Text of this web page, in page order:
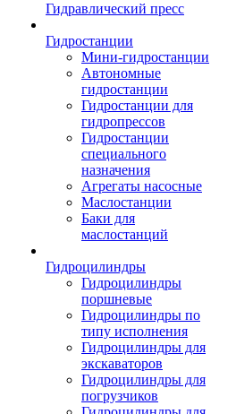
Гидравлический пресс
Гидростанции
Мини-гидростанции
Автономные
гидростанции
Гидростанции для
гидропрессов
Гидростанции
специального
назначения
Агрегаты насосные
Маслостанции
Баки для
маслостанций
Гидроцилиндры
Гидроцилиндры
поршневые
Гидроцилиндры по
типу исполнения
Гидроцилиндры для
экскаваторов
Гидроцилиндры для
погрузчиков